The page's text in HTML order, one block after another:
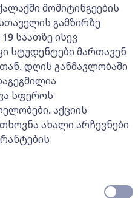
მომიტინგეების
გამზირზე
საათზე ისევ
სტუდენტები მართავენ
დღის განმავლობაში
სფეროს
აქციის
ახალი არჩევნები